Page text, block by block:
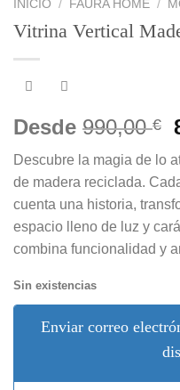
INICIO / FAURA HOME /
Vitrina Vertical
Desde 990,00€
Descubre la magia de lo
de madera reciclada.
cuenta una historia,
espacio lleno de luz y
combina funcionalidad y
Sin existencias
Enviar correo